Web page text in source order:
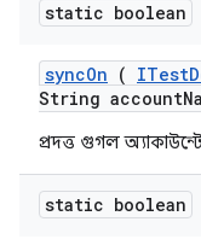
static boolean
syncOn ( ITest
String account
প্রদত্ত গুগল
static boolean